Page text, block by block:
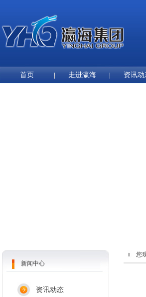
首页 走进瀛海 资讯动
您
新闻中心
资讯动态